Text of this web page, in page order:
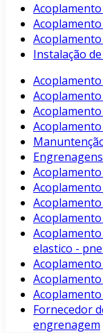
Instalação
elastico -
Fornecedor
engrenagem